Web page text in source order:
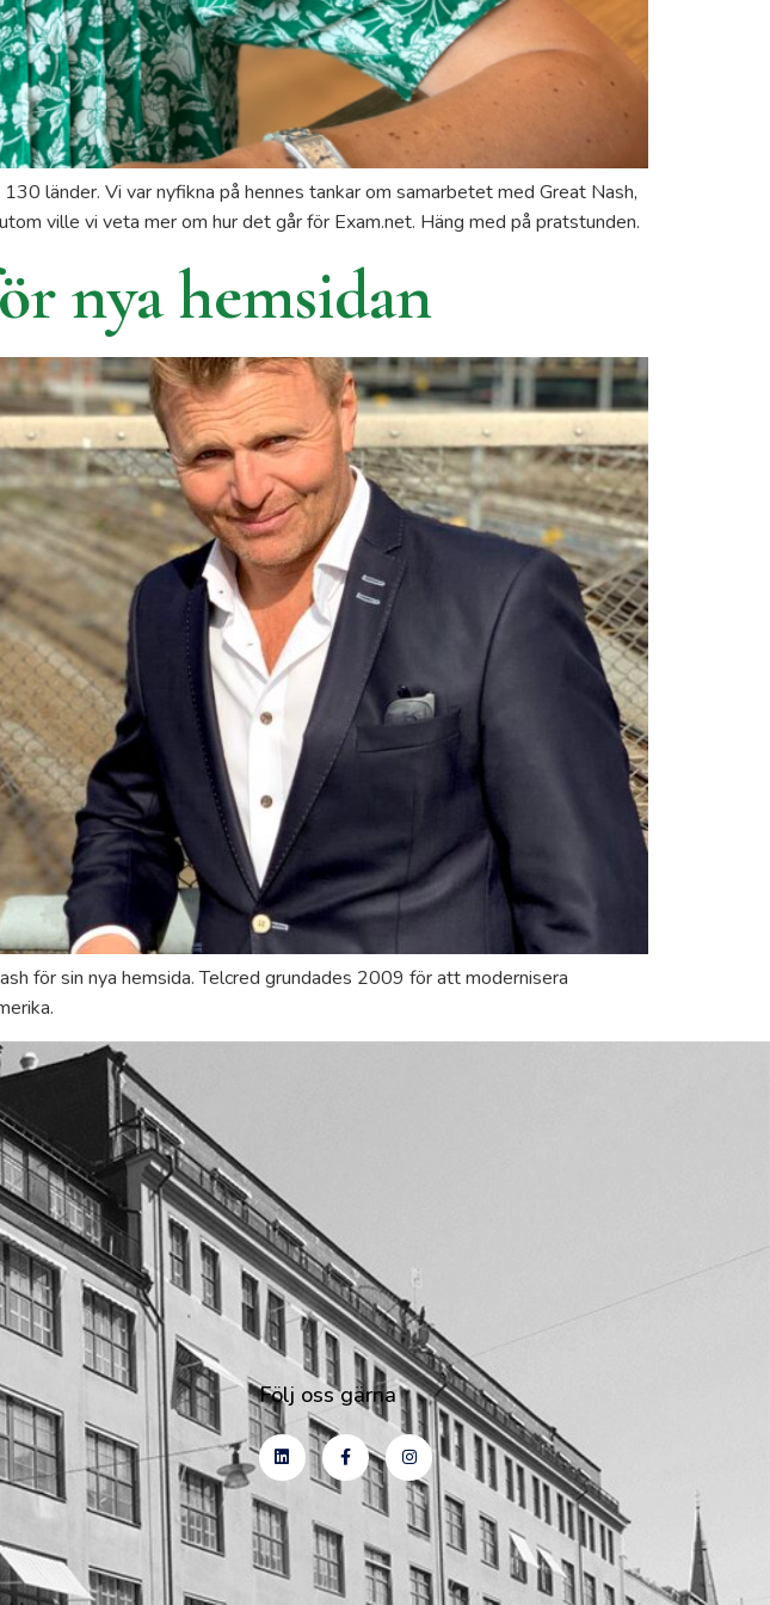
länder. Vi var nyfikna på hennes tankar om samarbetet med Great Nash,
ville vi veta mer om hur det går för Exam.net. Häng med på pratstunden.
nya hemsidan
för sin nya hemsida. Telcred grundades 2009 för att modernisera
Följ oss gärna